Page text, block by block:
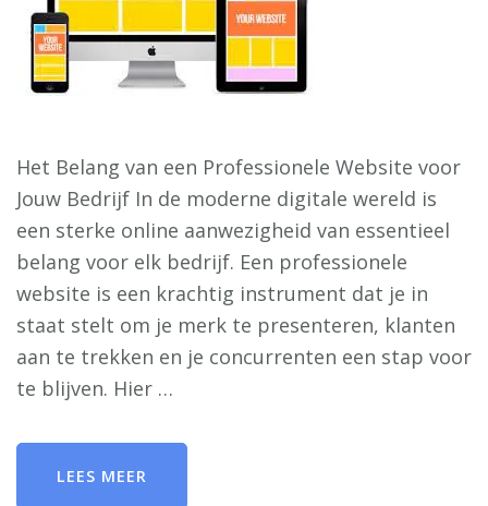
Het Belang van een Professionele Website voor
Jouw Bedrijf In de moderne digitale wereld is
een sterke online aanwezigheid van essentieel
belang voor elk bedrijf. Een professionele
website is een krachtig instrument dat je in
staat stelt om je merk te presenteren, klanten
aan te trekken en je concurrenten een stap voor
te blijven. Hier …
LEES MEER